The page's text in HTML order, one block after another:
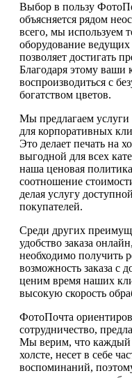
Выбор в пользу
объясняется рядом
всего, мы используем
оборудование
позволяет достигать
Благодаря этому ваши
воспроизводиться с
богатством цветов.
Мы предлагаем услуги
для корпоративных
Это делает печать на
выгодной для всех
наша ценовая
соотношение
делая услугу
покупателей.
Среди других
удобство заказа
необходимо получить
возможность заказа с
ценим время наших
высокую скорость
ФотоПочта
сотрудничество,
Мы верим, что каждый
холсте, несет в себе
воспоминаний,